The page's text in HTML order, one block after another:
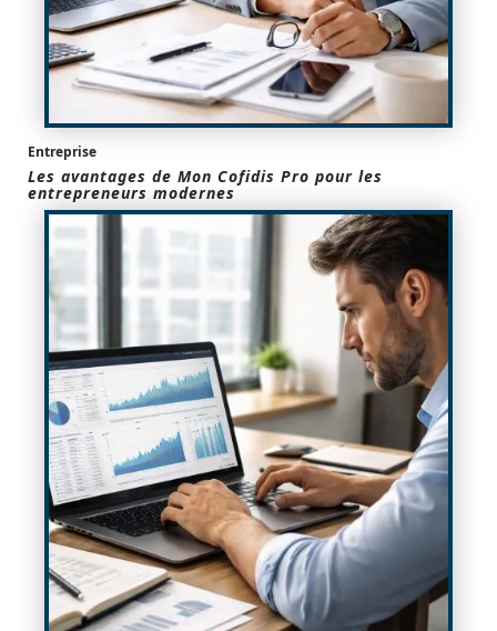
Entreprise
Les avantages de Mon Cofidis Pro pour les
entrepreneurs modernes